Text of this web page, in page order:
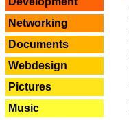
Networking
Documents
Webdesign
Pictures
Music